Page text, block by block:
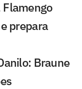
prepara
Braune